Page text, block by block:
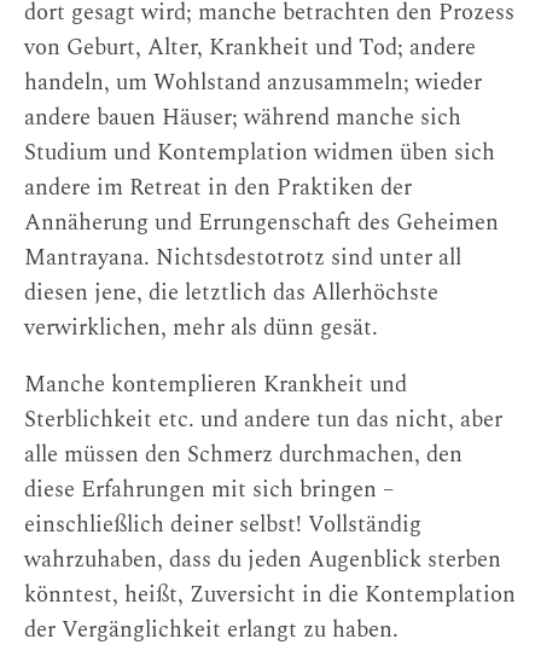
dort gesagt wird; manche betrachten den Prozess
von Geburt, Alter, Krankheit und Tod; andere
handeln, um Wohlstand anzusammeln; wieder
andere bauen Häuser; während manche sich
Studium und Kontemplation widmen üben sich
andere im Retreat in den Praktiken der
Annäherung und Errungenschaft des Geheimen
Mantrayana. Nichtsdestotrotz sind unter all
diesen jene, die letztlich das Allerhöchste
verwirklichen, mehr als dünn gesät.
Manche kontemplieren Krankheit und
Sterblichkeit etc. und andere tun das nicht, aber
alle müssen den Schmerz durchmachen, den
diese Erfahrungen mit sich bringen –
einschließlich deiner selbst! Vollständig
wahrzuhaben, dass du jeden Augenblick sterben
könntest, heißt, Zuversicht in die Kontemplation
der Vergänglichkeit erlangt zu haben.